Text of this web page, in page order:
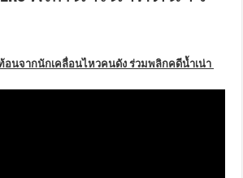
อนจากนักเคลื่อนไหวคนดัง ร่วมพลิกคดีน้ำเน่า